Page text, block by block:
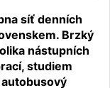
síť denních
Brzký
nástupních
studiem